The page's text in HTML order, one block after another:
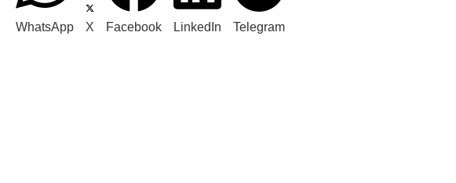
WhatsApp X Facebook LinkedIn Telegram